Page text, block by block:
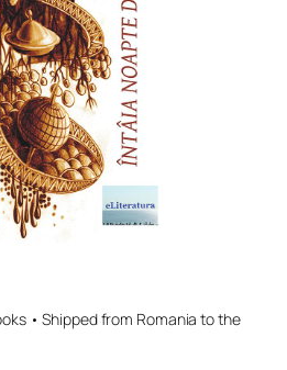
• Shipped from Romania to the